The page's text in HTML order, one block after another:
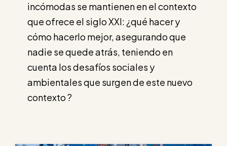
incómodas se mantienen en el contexto
que ofrece el siglo XXI: ¿qué hacer y
cómo hacerlo mejor, asegurando que
nadie se quede atrás, teniendo en
cuenta los desafíos sociales y
ambientales que surgen de este nuevo
contexto ?